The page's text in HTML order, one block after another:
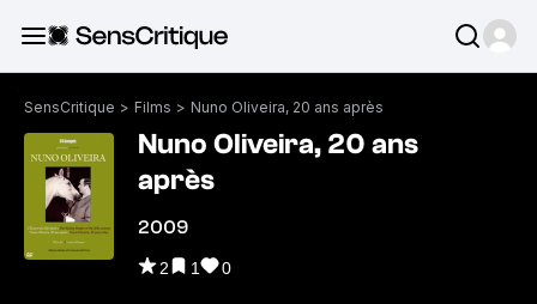
SensCritique > Films > Nuno Oliveira, 20 ans après
Nuno Oliveira, 20 ans
après
2009
2 1 0